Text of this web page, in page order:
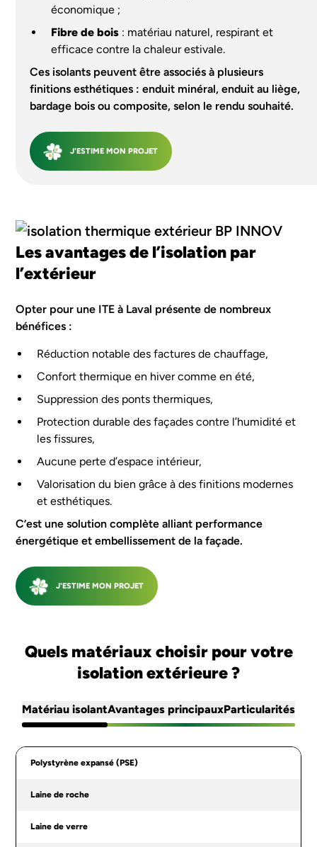
économique ;
Fibre de bois: matériau naturel, respirant et
efficace contre la chaleur estivale.
Ces isolants peuvent être associés à plusieurs
finitions esthétiques : enduit minéral, enduit au liège,
bardage bois ou composite, selon le rendu souhaité.
J'ESTIME MON PROJET
Les avantages de l’isolation par
l’extérieur
Opter pour une ITE à Laval présente de nombreux
bénéfices :
Réduction notable des factures de chauffage,
Confort thermique en hiver comme en été,
Suppression des ponts thermiques,
Protection durable des façades contre l’humidité et
les fissures,
Aucune perte d’espace intérieur,
Valorisation du bien grâce à des finitions modernes
et esthétiques.
C’est une solution complète alliant performance
énergétique et embellissement de la façade.
J'ESTIME MON PROJET
Quels matériaux choisir pour votre
isolation extérieure ?
Matériau isolantAvantages principauxParticularités
Polystyrène expansé (PSE)
Laine de roche
Laine de verre